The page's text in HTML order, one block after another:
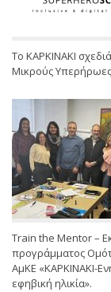
Το ΚΑΡΚΙΝΑΚΙ
Μικρούς Υπερήρωες
Train the Mentor –
προγράμματος
ΑμΚΕ «ΚΑΡΚΙΝΑΚΙ-
εφηβική ηλικία».